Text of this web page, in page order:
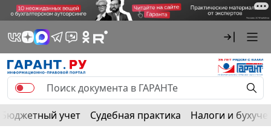
Бюджетный учет Судебная практика Налоги и